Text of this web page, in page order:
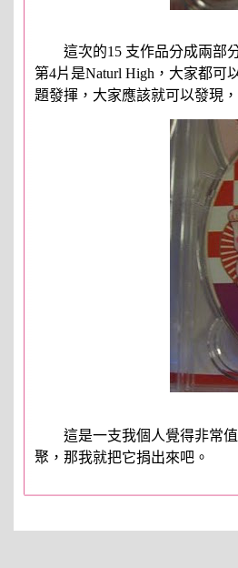
這次的15 支作品分成兩部分
第4片是Naturl High，大家都可
題發揮，大家應該就可以發現
這是一支我個人覺得非常值
聚，那我就把它捐出來吧。